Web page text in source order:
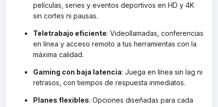
películas, series y eventos deportivos en HD y 4K
sin cortes ni pausas.
Teletrabajo eficiente: Videollamadas, conferencias
en línea y acceso remoto a tus herramientas con la
máxima calidad.
Gaming con baja latencia: Juega en línea sin lag ni
retrasos, con tiempos de respuesta inmediatos.
Planes flexibles: Opciones diseñadas para cada